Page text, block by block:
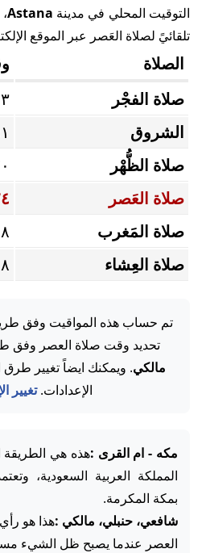
التوقيت المحلي في مدينة Astana
تلقائيً لصلاة العَصر عبر الموقع
الصلاة
صلاة الفجْر
الشروق
صلاة الظُّهْر
صلاة العَصر
صلاة المَغرب
صلاة العِشاء
تم حساب هذه المواقيت وفق
تحديد وقت صلاة العصر وفق
مالكي. ويمكنك ايضاً تغيير
الإعدادات.تغيير
مكه - ام القرى :هذه هي
المملكة العربية السعودية،
بمكة المكرمة.
شافعي، حنبلي، مالكي :هذا هو
العصر عندما يصبح ظل الشيء